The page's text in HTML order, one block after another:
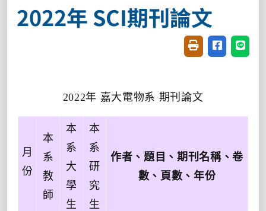
2022年 SCI期刊論文
友善列印(開新視
分享至臉書
分享
2022年 嘉大電物系 期刊論文
月
份
本
系
教
師
本
系
大
學
生
本
系
研
究
生
作者、題目、期刊名稱、卷
數、頁數、年份